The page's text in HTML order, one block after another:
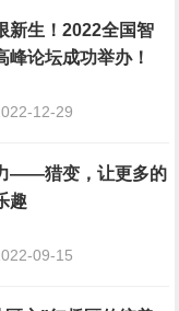
新生！2022全国智
峰论坛成功举办！
12-29
——猎变，让更多的
趣
09-15